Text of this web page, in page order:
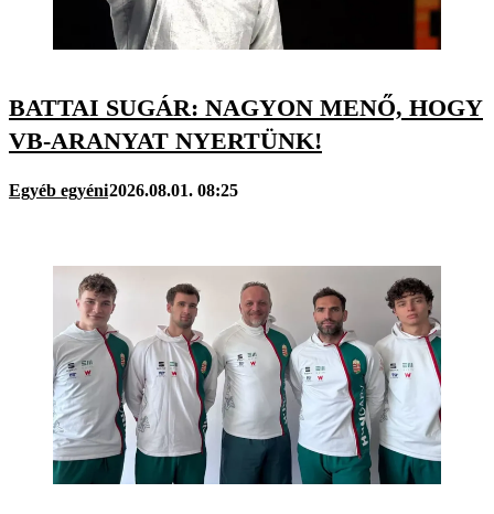
BATTAI SUGÁR: NAGYON MENŐ, HOGY
VB-ARANYAT NYERTÜNK!
Egyéb egyéni2026.08.01. 08:25